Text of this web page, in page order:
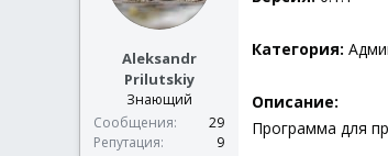
Aleksandr
Prilutskiy
Знающий
Сообщения
29
Репутация
9
Категория:
Описание:
Программа для